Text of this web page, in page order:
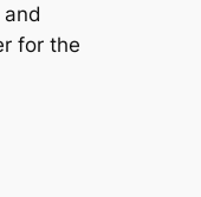
for the